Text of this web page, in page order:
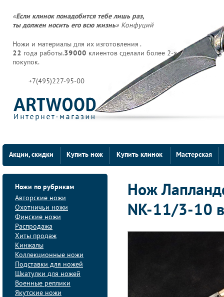
«Если клинок понадобится тебе лишь раз,
ты должен носить его всю жизнь» Конфуций
Ножи и материалы для их изготовления .
22 года работы.39000 клиентов сделали более 2-х
покупок.
+7(495)227-95-00
Акции, скидки Купить нож Купить клинок Мастерская
Ножи по рубрикам
Авторские ножи
Охотничьи ножи
Финские ножи
Распродажа
Хиты продаж
Кинжалы
Коллекционные ножи
Подставки для ножей
Шкатулки для ножей
Военные реплики
Якутские ножи
Нож
NK-11/3-10